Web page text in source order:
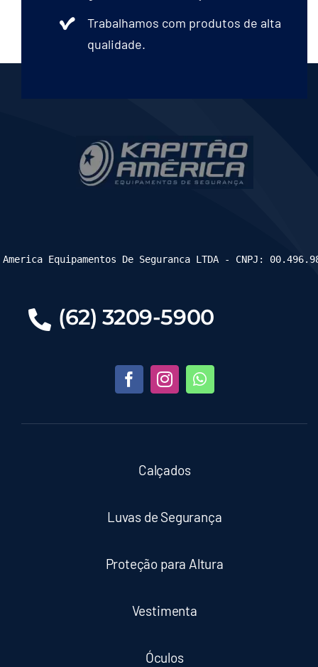
Trabalhamos com produtos de alta
qualidade.
(62) 3209-5900
Calçados
Luvas de Segurança
Proteção para Altura
Vestimenta
Óculos
Equipamentos De Seguranca LTDA - CNPJ: